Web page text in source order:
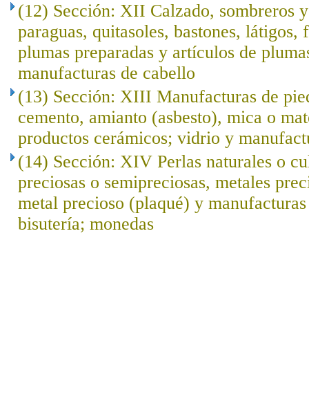
(12) Sección: XII Calzado, sombreros
paraguas, quitasoles, bastones, látigos,
plumas preparadas y artículos de
manufacturas de cabello
(13) Sección: XIII Manufacturas de
cemento, amianto (asbesto), mica o
productos cerámicos; vidrio y
(14) Sección: XIV Perlas naturales o
preciosas o semipreciosas, metales
metal precioso (plaqué) y
bisutería; monedas